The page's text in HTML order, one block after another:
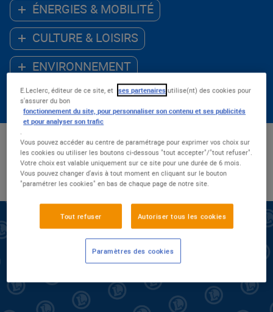
ÉNERGIES & MOBILITÉ
CULTURE & LOISIRS
ENVIRONNEMENT
ACCÈS AU NUMÉRIQUE
Les - récents
Nombre de résultats : 54
E.Leclerc, éditeur de ce site, et ses partenaires utilise(nt) des cookies pour
s'assurer du bon
fonctionnement du site, pour personnaliser son contenu et ses publicités
et pour analyser son trafic
Vous pouvez accéder au centre de paramétrage pour exprimer vos choix sur
les cookies ou utiliser les boutons ci-dessous "tout accepter"/"tout refuser".
Votre choix est valable uniquement sur ce site pour une durée de 6 mois.
Vous pouvez changer d'avis à tout moment en cliquant sur le bouton
"paramétrer les cookies" en bas de chaque page de notre site.
Tout refuser Autoriser tous les cookies
Paramètres des cookies